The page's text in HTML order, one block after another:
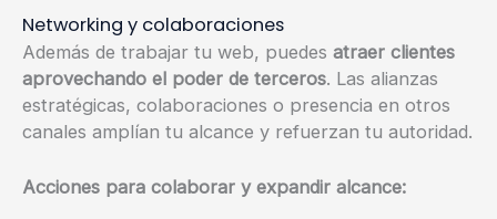
Networking y colaboraciones
Además de trabajar tu web, puedes atraer clientes
aprovechando el poder de terceros. Las alianzas
estratégicas, colaboraciones o presencia en otros
canales amplían tu alcance y refuerzan tu autoridad.
Acciones para colaborar y expandir alcance: